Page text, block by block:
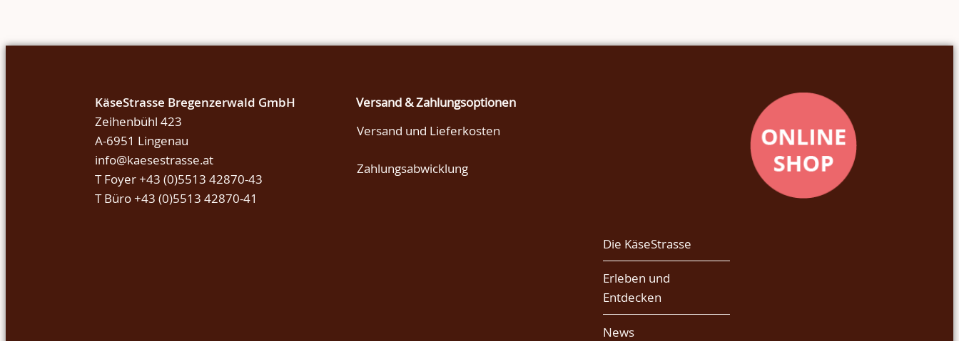
KäseStrasse Bregenzerwald GmbH
Zeihenbühl 423
A-6951 Lingenau
info@kaesestrasse.at
T Foyer +43 (0)5513 42870-43
T Büro +43 (0)5513 42870-41
Versand & Zahlungsoptionen
Versand und Lieferkosten
Zahlungsabwicklung
Die KäseStrasse
Erleben und
Entdecken
News